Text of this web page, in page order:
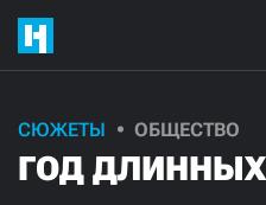
СЮЖЕТЫ ОБЩЕСТВО
ГОД
нашу